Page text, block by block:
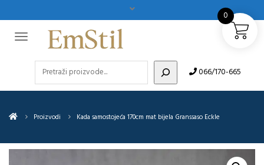
066/170-665
Proizvodi Kada samostojeća 170cm mat bijela Granssaso Eckle
0